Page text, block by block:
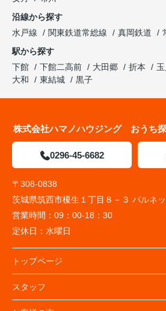
沿線から探す
水戸線
関東鉄道常総線 真岡鉄道
駅から探す
下館
下館二高前 大田郷 折本
大和
東結城 黒子
株式会社ハマノハウジング おうち
0296-45-6682
〒308-0838
茨城県筑西市榎生１丁目８－３ パルネッ
営業時間： 09：00-18：30
定休日： 水曜日
トップページ
スタッフ